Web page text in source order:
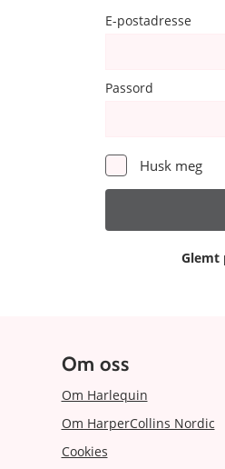
E-postadresse
Passord
Husk meg
Glemt
Om oss
Om Harlequin
Om HarperCollins Nordic
Cookies